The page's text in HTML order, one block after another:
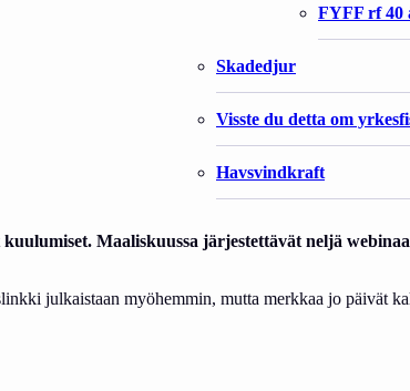
Fiskar och
Skadedjur
Visste du detta om
Havsvindkraft
FYFF rf 40
Maaliskuussa järjestettävät neljä
julkaistaan myöhemmin, mutta merkkaa jo päivät